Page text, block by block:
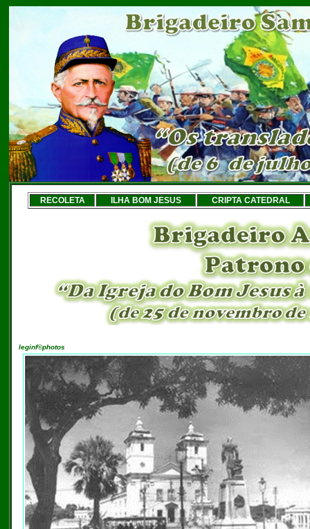
RECOLETA ILHA BOM JESUS CRIPTA CATEDRAL
leginf©photos